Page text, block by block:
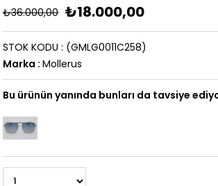
₺36.000,00 ₺18.000,00
(GMLG0011C258)
STOK KODU
Marka : Mollerus
Bu ürünün yanında bunları da tavsiye